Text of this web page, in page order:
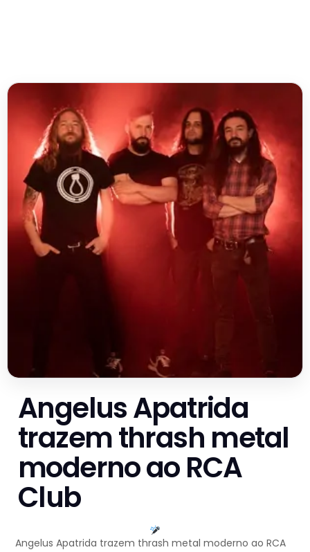
Angelus Apatrida
trazem thrash metal
moderno ao RCA
Club
Angelus Apatrida trazem thrash metal moderno ao RCA